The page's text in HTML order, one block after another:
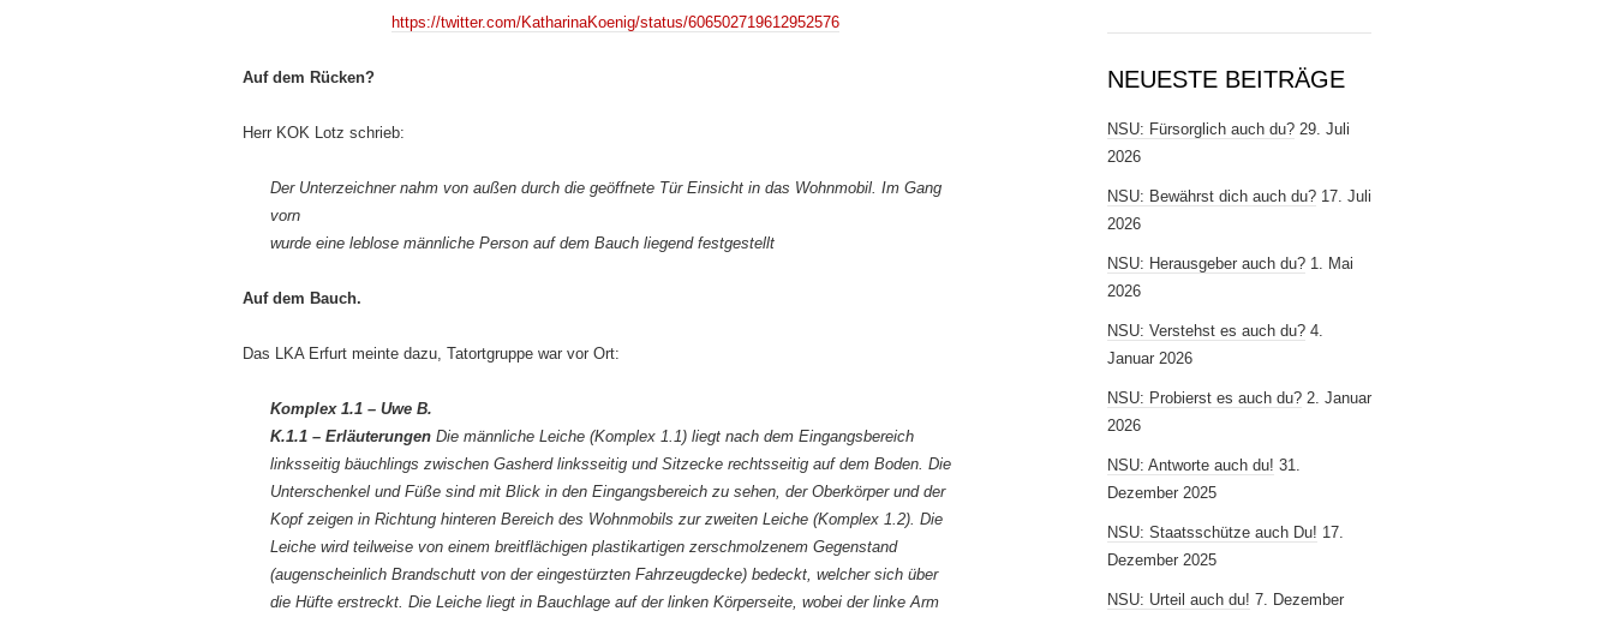
https://twitter.com/KatharinaKoenig/status/606502719612952576
Auf dem Rücken?
Herr KOK Lotz schrieb:
Der Unterzeichner nahm von außen durch die geöffnete Tür Einsicht in das Wohnmobil. Im Gang
vorn
wurde eine leblose männliche Person auf dem Bauch liegend festgestellt
Auf dem Bauch.
Das LKA Erfurt meinte dazu, Tatortgruppe war vor Ort:
Komplex 1.1 – Uwe B.
K.1.1 – Erläuterungen Die männliche Leiche (Komplex 1.1) liegt nach dem Eingangsbereich
linksseitig bäuchlings zwischen Gasherd linksseitig und Sitzecke rechtsseitig auf dem Boden. Die
Unterschenkel und Füße sind mit Blick in den Eingangsbereich zu sehen, der Oberkörper und der
Kopf zeigen in Richtung hinteren Bereich des Wohnmobils zur zweiten Leiche (Komplex 1.2). Die
Leiche wird teilweise von einem breitflächigen plastikartigen zerschmolzenem Gegenstand
(augenscheinlich Brandschutt von der eingestürzten Fahrzeugdecke) bedeckt, welcher sich über
die Hüfte erstreckt. Die Leiche liegt in Bauchlage auf der linken Körperseite, wobei der linke Arm
NEUESTE BEITRÄGE
NSU: Fürsorglich auch du? 29. Juli
2026
NSU: Bewährst dich auch du? 17. Juli
2026
NSU: Herausgeber auch du? 1. Mai
2026
NSU: Verstehst es auch du? 4.
Januar 2026
NSU: Probierst es auch du? 2. Januar
2026
NSU: Antworte auch du! 31.
Dezember 2025
NSU: Staatsschütze auch Du! 17.
Dezember 2025
NSU: Urteil auch du! 7. Dezember